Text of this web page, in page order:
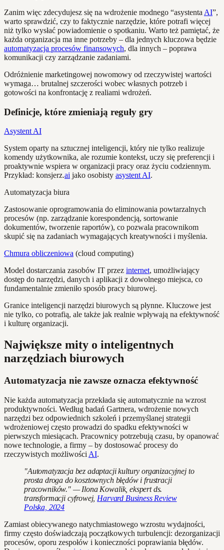
Zanim więc zdecydujesz się na wdrożenie modnego “asystenta AI”,
warto sprawdzić, czy to faktycznie narzędzie, które potrafi więcej
niż tylko wysłać powiadomienie o spotkaniu. Warto też pamiętać, że
każda organizacja ma inne potrzeby – dla jednych kluczowa będzie
automatyzacja procesów finansowych, dla innych – poprawa
komunikacji czy zarządzanie zadaniami.
Odróżnienie marketingowej nowomowy od rzeczywistej wartości
wymaga… brutalnej szczerości wobec własnych potrzeb i
gotowości na konfrontację z realiami wdrożeń.
Definicje, które zmieniają reguły gry
Asystent AI
System oparty na sztucznej inteligencji, który nie tylko realizuje
komendy użytkownika, ale rozumie kontekst, uczy się preferencji i
proaktywnie wspiera w organizacji pracy oraz życiu codziennym.
Przykład: konsjerz.ai jako osobisty asystent AI.
Automatyzacja biura
Zastosowanie oprogramowania do eliminowania powtarzalnych
procesów (np. zarządzanie korespondencją, sortowanie
dokumentów, tworzenie raportów), co pozwala pracownikom
skupić się na zadaniach wymagających kreatywności i myślenia.
Chmura obliczeniowa (cloud computing)
Model dostarczania zasobów IT przez internet, umożliwiający
dostęp do narzędzi, danych i aplikacji z dowolnego miejsca, co
fundamentalnie zmieniło sposób pracy biurowej.
Granice inteligencji narzędzi biurowych są płynne. Kluczowe jest
nie tylko, co potrafią, ale także jak realnie wpływają na efektywność
i kulturę organizacji.
Największe mity o inteligentnych
narzędziach biurowych
Automatyzacja nie zawsze oznacza efektywność
Nie każda automatyzacja przekłada się automatycznie na wzrost
produktywności. Według badań Gartnera, wdrożenie nowych
narzędzi bez odpowiednich szkoleń i przemyślanej strategii
wdrożeniowej często prowadzi do spadku efektywności w
pierwszych miesiącach. Pracownicy potrzebują czasu, by opanować
nowe technologie, a firmy – by dostosować procesy do
rzeczywistych możliwości AI.
"Automatyzacja bez adaptacji kultury organizacyjnej to
prosta droga do kosztownych błędów i frustracji
pracowników." — Ilona Kowalik, ekspert ds.
transformacji cyfrowej, Harvard Business Review
Polska, 2024
Zamiast obiecywanego natychmiastowego wzrostu wydajności,
firmy często doświadczają początkowych turbulencji: dezorganizacji
procesów, oporu zespołów i konieczności poprawiania błędów.